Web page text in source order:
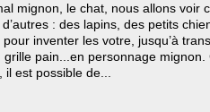
mignon, le chat, nous allons voir
: des lapins, des petits
inventer les votre, jusqu’à
pain...en personnage mignon.
est possible de...